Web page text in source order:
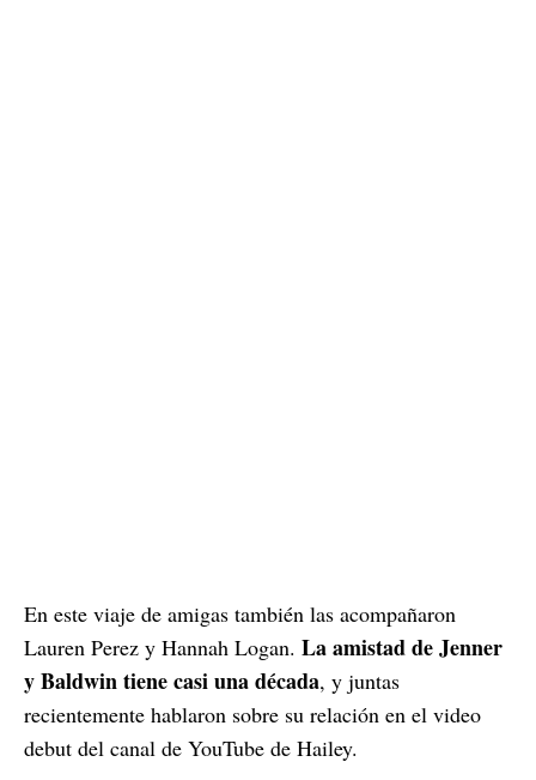
En este viaje de amigas también las acompañaron
Lauren Perez y Hannah Logan. La amistad de Jenner
y Baldwin tiene casi una década, y juntas
recientemente hablaron sobre su relación en el video
debut del canal de YouTube de Hailey.